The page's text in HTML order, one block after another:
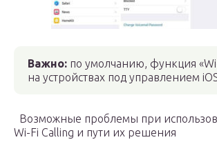
Важно: по умолчанию, функция
на устройствах под управлением
Возможные проблемы при
Wi-Fi Calling и пути их решения